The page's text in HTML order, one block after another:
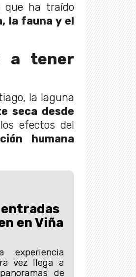
que ha traído
la fauna y el
a tener
la laguna
seca desde
efectos del
humana
entradas
en Viña
experiencia
vez llega a
de